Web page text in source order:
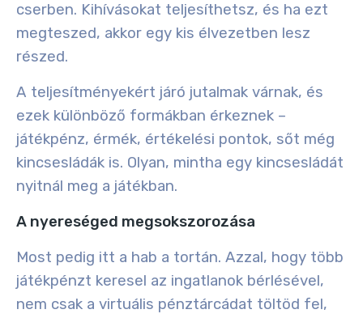
cserben. Kihívásokat teljesíthetsz, és ha ezt
megteszed, akkor egy kis élvezetben lesz
részed.
A teljesítményekért járó jutalmak várnak, és
ezek különböző formákban érkeznek –
játékpénz, érmék, értékelési pontok, sőt még
kincsesládák is. Olyan, mintha egy kincsesládát
nyitnál meg a játékban.
A nyereséged megsokszorozása
Most pedig itt a hab a tortán. Azzal, hogy több
játékpénzt keresel az ingatlanok bérlésével,
nem csak a virtuális pénztárcádat töltöd fel,